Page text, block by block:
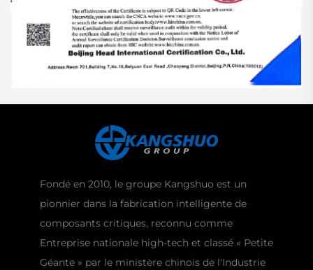
Fondé en 2010, le groupe Kangshuo est un
pionnier dans la fabrication intelligente de
composants critiques, reconnu comme
Entreprise nationale high-tech et classé « Petite
Géante » par le ministère chinois de l'Industrie